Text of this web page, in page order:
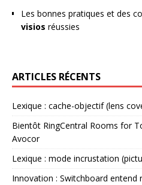
Les bonnes pratiques et des
visios réussies
ARTICLES RÉCENTS
Lexique : cache-objectif (lens
Bientôt RingCentral Rooms for
Avocor
Lexique : mode incrustation
Innovation : Switchboard entend